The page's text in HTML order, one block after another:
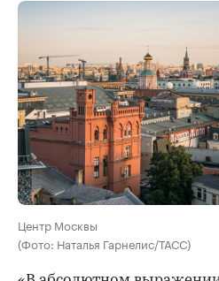
Центр Москвы
(Фото: Наталья Гарнелис/ТАСС)